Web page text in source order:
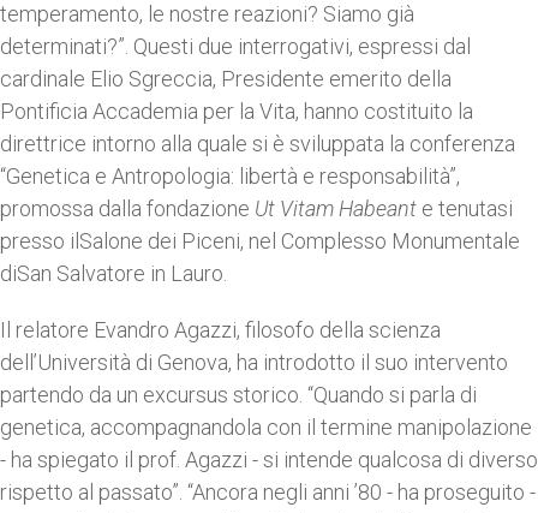
temperamento, le nostre reazioni? Siamo già
determinati?”. Questi due interrogativi, espressi dal
cardinale Elio Sgreccia, Presidente emerito della
Pontificia Accademia per la Vita, hanno costituito la
direttrice intorno alla quale si è sviluppata la conferenza
“Genetica e Antropologia: libertà e responsabilità”,
promossa dalla fondazione Ut Vitam Habeant e tenutasi
presso ilSalone dei Piceni, nel Complesso Monumentale
diSan Salvatore in Lauro.
Il relatore Evandro Agazzi, filosofo della scienza
dell’Università di Genova, ha introdotto il suo intervento
partendo da un excursus storico. “Quando si parla di
genetica, accompagnandola con il termine manipolazione
- ha spiegato il prof. Agazzi - si intende qualcosa di diverso
rispetto al passato”. “Ancora negli anni ’80 - ha proseguito -